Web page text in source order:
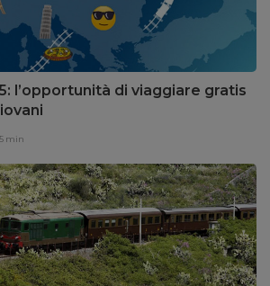
l’opportunità di viaggiare gratis
5 min